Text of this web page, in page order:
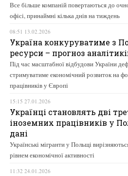
Все більше компаній повертаються до
офісі, принаймні кілька днів на тиждень
08:51 13.02.2026
Україна конкуруватиме з
ресурси – прогноз
Під час масштабної відбудови України
стримуватиме економічний розвиток на
працівників у Європі
15:15 27.01.2026
Українці становлять дві
іноземних працівників у
дані
Українські мігранти у Польщі
рівнем економічної активності
11:32 24.01.2026